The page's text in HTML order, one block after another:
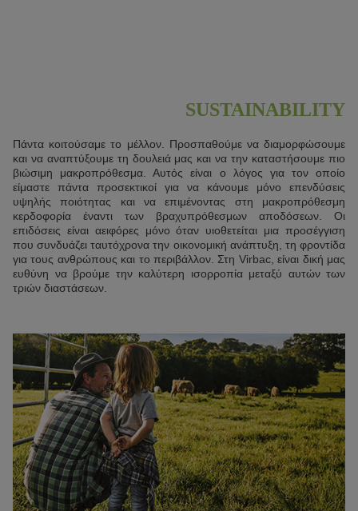
SUSTAINABILITY
Πάντα κοιτούσαμε το μέλλον. Προσπαθούμε να διαμορφώσουμε
και να αναπτύξουμε τη δουλειά μας και να την καταστήσουμε πιο
βιώσιμη μακροπρόθεσμα. Αυτός είναι ο λόγος για τον οποίο
είμαστε πάντα προσεκτικοί για να κάνουμε μόνο επενδύσεις
υψηλής ποιότητας και να επιμένοντας στη μακροπρόθεσμη
κερδοφορία έναντι των βραχυπρόθεσμων αποδόσεων. Οι
επιδόσεις είναι αειφόρες μόνο όταν υιοθετείται μια προσέγγιση
που συνδυάζει ταυτόχρονα την οικονομική ανάπτυξη, τη φροντίδα
για τους ανθρώπους και το περιβάλλον. Στη Virbac, είναι δική μας
ευθύνη να βρούμε την καλύτερη ισορροπία μεταξύ αυτών των
τριών διαστάσεων.